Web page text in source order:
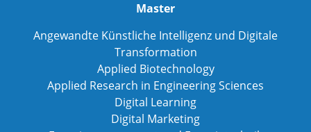
Master
Angewandte Künstliche Intelligenz und Digitale
Transformation
Applied Biotechnology
Applied Research in Engineering Sciences
Digital Learning
Digital Marketing